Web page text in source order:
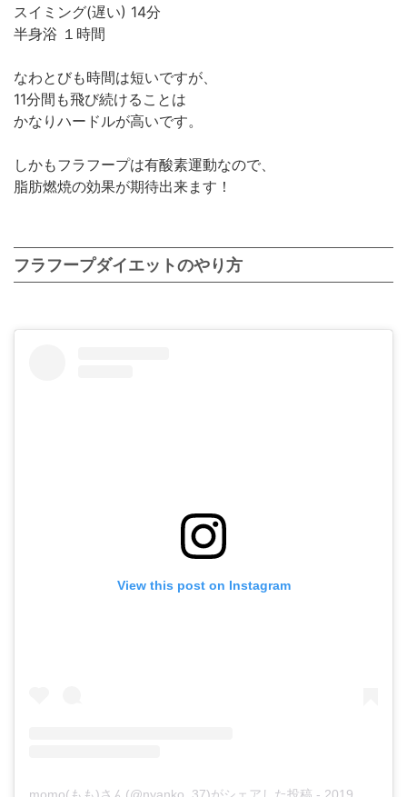
スイミング(遅い) 14分
半身浴 １時間
なわとびも時間は短いですが、
11分間も飛び続けることは
かなりハードルが高いです。
しかもフラフープは有酸素運動なので、
脂肪燃焼の効果が期待出来ます！
フラフープダイエットのやり方
View this post on Instagram